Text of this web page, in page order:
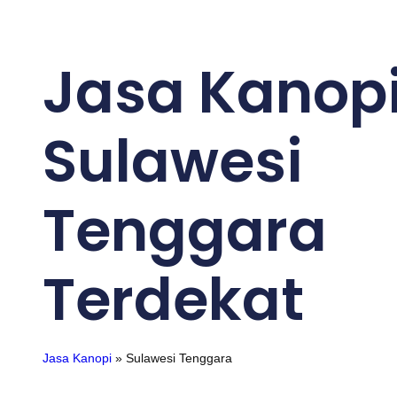
Jasa
Sulawesi
Tenggara
Terdekat
Jasa Kanopi» Sulawesi Tenggara